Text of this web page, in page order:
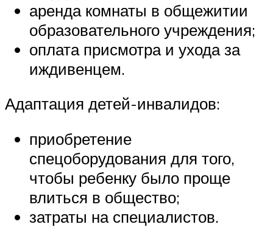
аренда комнаты в общежитии
образовательного учреждения;
оплата присмотра и ухода за
иждивенцем.
Адаптация детей-инвалидов:
приобретение
спецоборудования для того,
чтобы ребенку было проще
влиться в общество;
затраты на специалистов.